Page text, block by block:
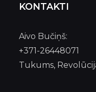
KONTAKTI
Aivo Bučiņš:
+371-26448071
Tukums,